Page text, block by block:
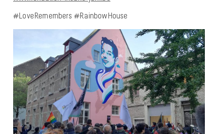
#LoveRemembers #RainbowHouse